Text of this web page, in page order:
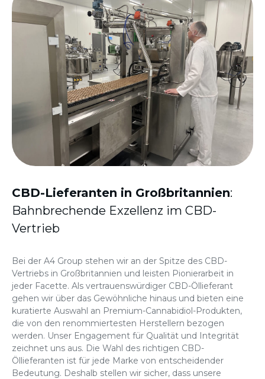
CBD-Lieferanten in Großbritannien:
Bahnbrechende Exzellenz im CBD-
Vertrieb
Bei der A4 Group stehen wir an der Spitze des CBD-
Vertriebs in Großbritannien und leisten Pionierarbeit in
jeder Facette. Als vertrauenswürdiger CBD-Öllieferant
gehen wir über das Gewöhnliche hinaus und bieten eine
kuratierte Auswahl an Premium-Cannabidiol-Produkten,
die von den renommiertesten Herstellern bezogen
werden. Unser Engagement für Qualität und Integrität
zeichnet uns aus. Die Wahl des richtigen CBD-
Öllieferanten ist für jede Marke von entscheidender
Bedeutung. Deshalb stellen wir sicher, dass unsere